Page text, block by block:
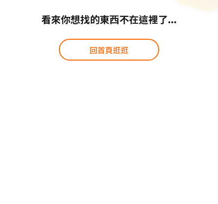
看來你想找的東西不在這裡了...
回首頁逛逛